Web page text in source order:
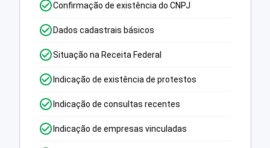
Confirmação de existência do CNPJ
Dados cadastrais básicos
Situação na Receita Federal
Indicação de existência de protestos
Indicação de consultas recentes
Indicação de empresas vinculadas